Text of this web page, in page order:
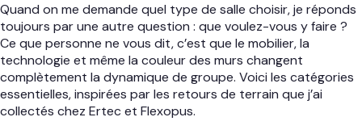
Quand on me demande quel type de salle choisir, je réponds
toujours par une autre question : que voulez-vous y faire ?
Ce que personne ne vous dit, c’est que le mobilier, la
technologie et même la couleur des murs changent
complètement la dynamique de groupe. Voici les catégories
essentielles, inspirées par les retours de terrain que j’ai
collectés chez Ertec et Flexopus.